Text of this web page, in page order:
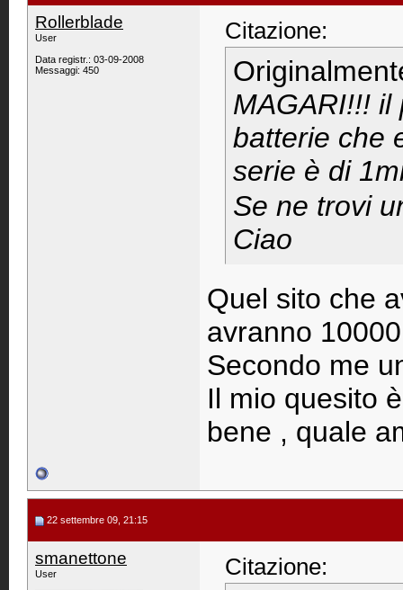
Rollerblade
User
Data registr.: 03-09-2008
Messaggi: 450
Citazione:
MAGARI!!! il
batterie che
serie è di
Se ne trovi
Ciao
Quel sito che
avranno
Secondo me
Il mio quesito
bene , quale
22 settembre 09, 21:15
smanettone
User Citazione: